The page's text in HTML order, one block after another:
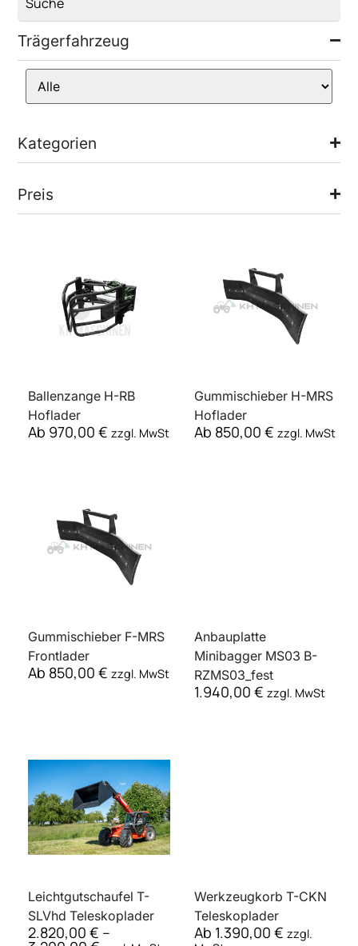
Trägerfahrzeug
Kategorien
Preis
Hoflader
Ab970,00
Hoflader
Ab850,00
Frontlader
Ab850,00 €
Minibagger MS03 B-
RZMS03_fest
1.940,00€ zzgl. MwSt
SLVhd Teleskoplader
2.820,00€–
3.200,00€ zzgl. MwSt
Teleskoplader
Ab1.390,00€
MwSt